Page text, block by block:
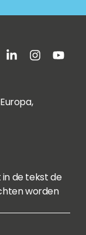
de tekst de
worden